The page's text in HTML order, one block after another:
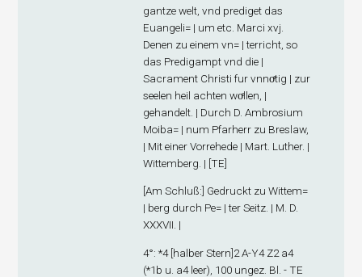
gantze welt, vnd prediget das
Euangeli= | um etc. Marci xvj.
Denen zu einem vn= | terricht, so
das Predigampt vnd die |
Sacrament Christi fur vnnoͤtig | zur
seelen heil achten woͤllen, |
gehandelt. | Durch D. Ambrosium
Moiba= | num Pfarherr zu Breslaw,
| Mit einer Vorrehede | Mart. Luther. |
Wittemberg. | [TE]
[Am Schluß:] Gedruckt zu Wittem=
| berg durch Pe= | ter Seitz. | M. D.
XXXVII. |
4°: *4[halber Stern]2A-Y4Z2 a4
(*1b u. a4 leer), 100 ungez. Bl. - TE